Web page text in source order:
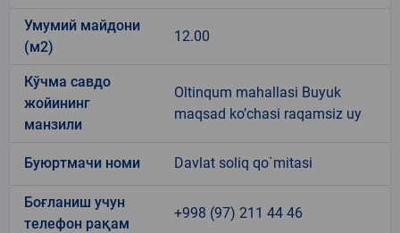
Умумий майдони
(м2)
12.00
Кўчма савдо
жойининг
манзили
Oltinqum mahallasi Buyuk
maqsad ko’chasi raqamsiz uy
Буюртмачи номи Davlat soliq qo`mitasi
Боғланиш учун
телефон рақам
+998 (97) 211 44 46